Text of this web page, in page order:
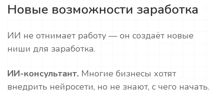
Новые возможности заработка
ИИ не отнимает работу — он создаёт новые
ниши для заработка.
ИИ-консультант. Многие бизнесы хотят
внедрить нейросети, но не знают, с чего начать.